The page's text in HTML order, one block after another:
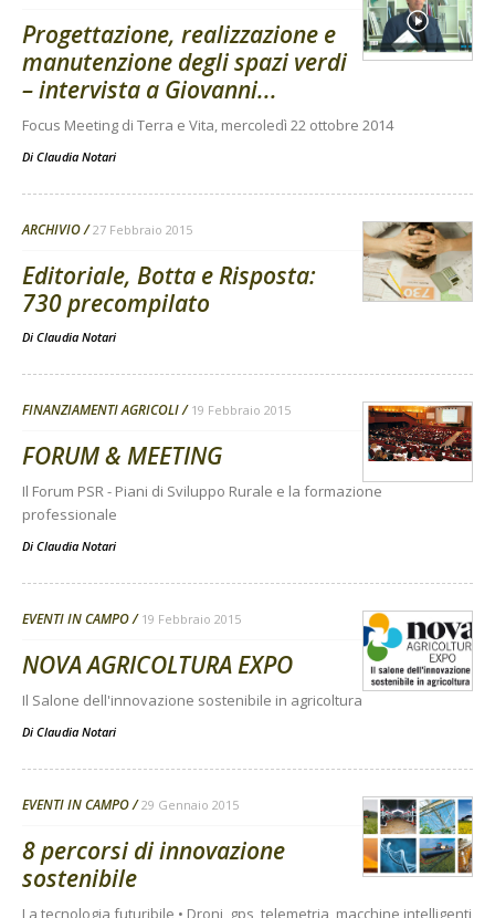
Progettazione, realizzazione e
manutenzione degli spazi verdi
– intervista a Giovanni...
Focus Meeting di Terra e Vita, mercoledì 22 ottobre 2014
Di Claudia Notari
ARCHIVIO 27 Febbraio 2015
Editoriale, Botta e Risposta:
730 precompilato
Di Claudia Notari
FINANZIAMENTI AGRICOLI 19 Febbraio 2015
FORUM & MEETING
Il Forum PSR - Piani di Sviluppo Rurale e la formazione
professionale
Di Claudia Notari
EVENTI IN CAMPO 19 Febbraio 2015
NOVA AGRICOLTURA EXPO
Il Salone dell'innovazione sostenibile in agricoltura
Di Claudia Notari
EVENTI IN CAMPO 29 Gennaio 2015
8 percorsi di innovazione
sostenibile
La tecnologia futuribile • Droni, gps, telemetria, macchine intelligenti